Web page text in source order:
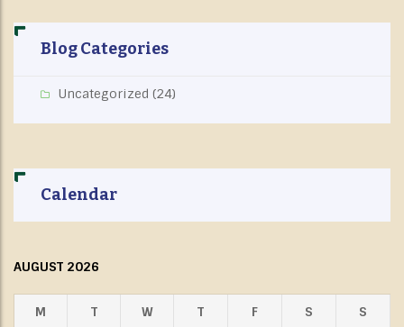
Blog Categories
Uncategorized (24)
Calendar
AUGUST 2026
M T W T F S S